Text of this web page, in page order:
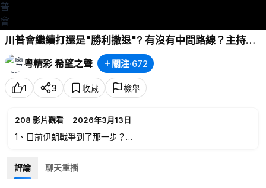
川普會繼續打還是"勝利撤退"? 有沒有中間路線？主持：
石頭、嘉賓：路橋【粵講粵有理】03/13/2026
粵精彩 希望之聲
關注·672
1 3 收藏 檢舉
208 影片觀看 · 2026年3月13日
1、目前伊朗戰爭到了那一步？
3、美軍爆料中共核武的資料。
評論 聊天重播